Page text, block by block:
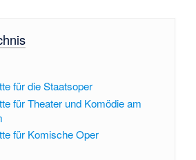
für die Staatsoper
für Theater und Komödie am
für Komische Oper